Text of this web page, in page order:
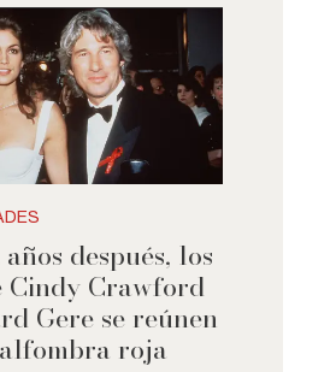
después, los
Cindy Crawford
Gere se reúnen
roja